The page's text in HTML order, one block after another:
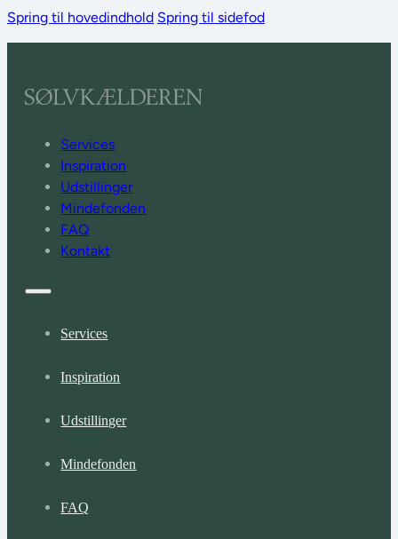
Spring til hovedindhold Spring til sidefod
Services
Inspiration
Udstillinger
Mindefonden
FAQ
Kontakt
Services
Inspiration
Udstillinger
Mindefonden
FAQ